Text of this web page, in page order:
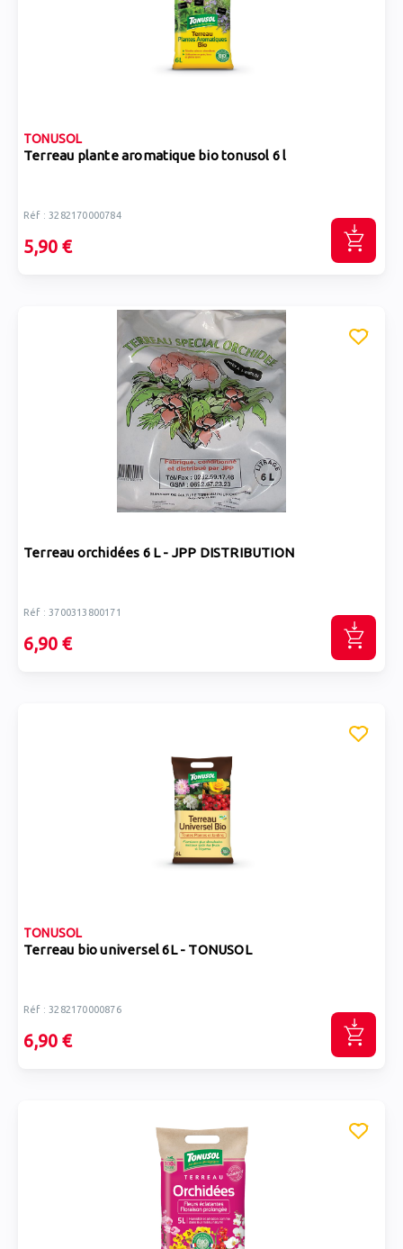
TONUSOL
Terreau plante aromatique bio tonusol 6 l
Réf : 3282170000784
5,90 €
Terreau orchidées 6 L - JPP DISTRIBUTION
Réf : 3700313800171
6,90 €
TONUSOL
Terreau bio universel 6L - TONUSOL
Réf : 3282170000876
6,90 €